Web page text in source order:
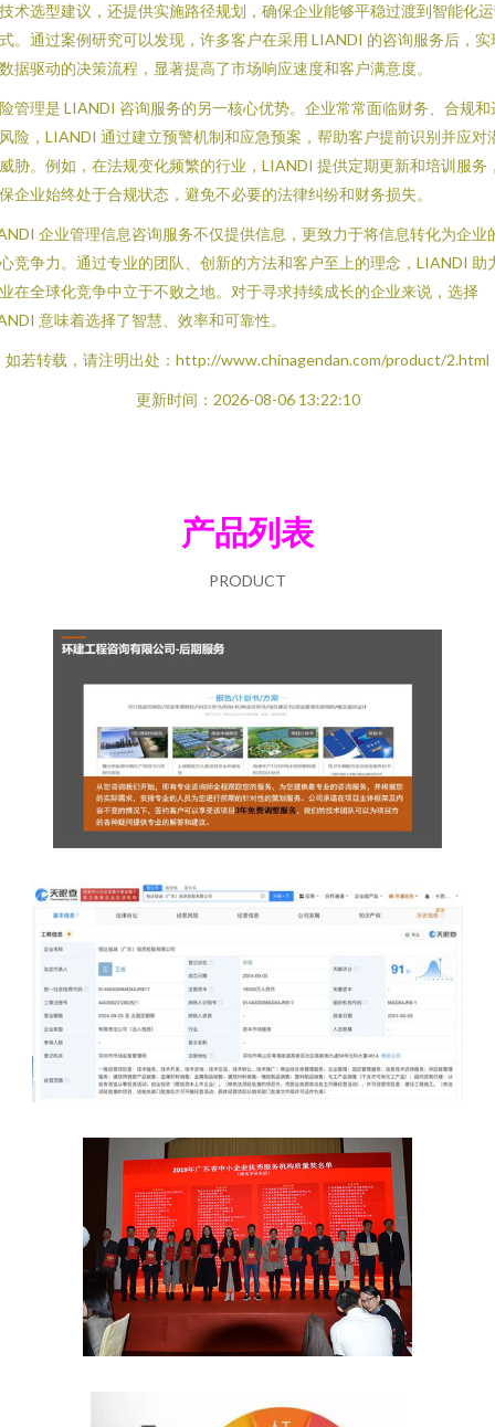
术选型建议，还提供实施路径规划，确保企业能够平稳过渡到智能化
。通过案例研究可以发现，许多客户在采用 LIANDI 的咨询服务后，实
据驱动的决策流程，显著提高了市场响应速度和客户满意度。
管理是 LIANDI 咨询服务的另一核心优势。企业常常面临财务、合规和
险，LIANDI 通过建立预警机制和应急预案，帮助客户提前识别并应对
胁。例如，在法规变化频繁的行业，LIANDI 提供定期更新和培训服务
企业始终处于合规状态，避免不必要的法律纠纷和财务损失。
企业管理信息咨询服务不仅提供信息，更致力于将信息转化为企业
竞争力。通过专业的团队、创新的方法和客户至上的理念，LIANDI 助
在全球化竞争中立于不败之地。对于寻求持续成长的企业来说，选择
意味着选择了智慧、效率和可靠性。
如若转载，请注明出处：http://www.chinagendan.com/product/2.html
更新时间：2026-08-06 13:22:10
产品列表
PRODUCT